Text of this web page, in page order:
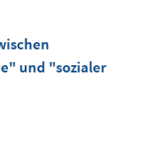
und "sozialer